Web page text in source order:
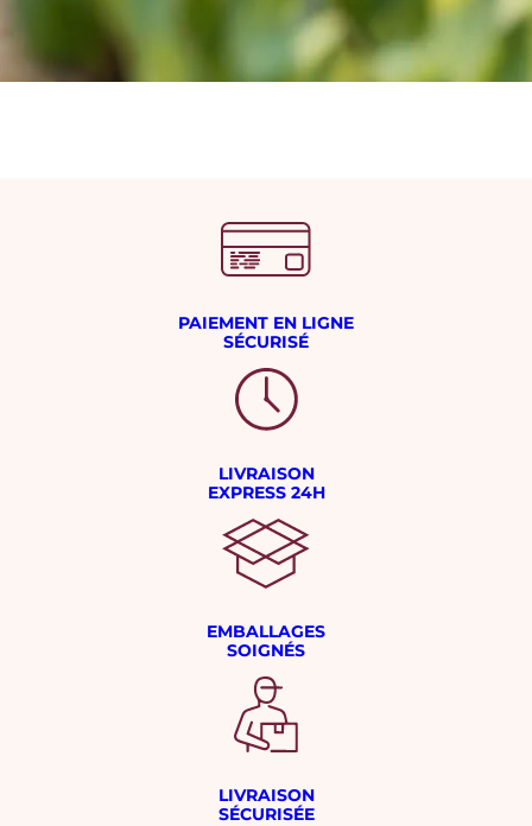
PAIEMENT EN LIGNE
SÉCURISÉ
LIVRAISON
EXPRESS 24H
EMBALLAGES
SOIGNÉS
LIVRAISON
SÉCURISÉE